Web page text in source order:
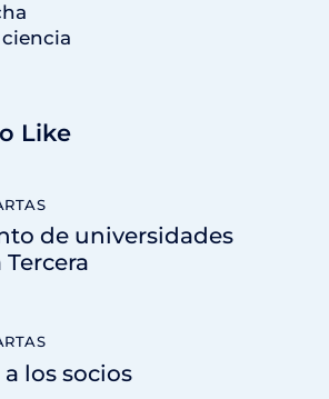
Like
de universidades
Tercera
los socios